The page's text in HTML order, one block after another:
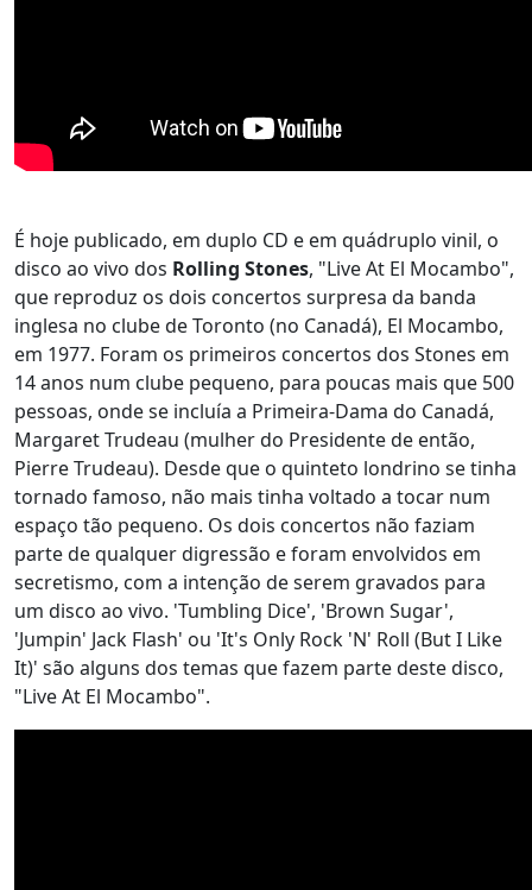
É hoje publicado, em duplo CD e em quádruplo vinil, o
disco ao vivo dos Rolling Stones, "Live At El Mocambo",
que reproduz os dois concertos surpresa da banda
inglesa no clube de Toronto (no Canadá), El Mocambo,
em 1977. Foram os primeiros concertos dos Stones em
14 anos num clube pequeno, para poucas mais que 500
pessoas, onde se incluía a Primeira-Dama do Canadá,
Margaret Trudeau (mulher do Presidente de então,
Pierre Trudeau). Desde que o quinteto londrino se tinha
tornado famoso, não mais tinha voltado a tocar num
espaço tão pequeno. Os dois concertos não faziam
parte de qualquer digressão e foram envolvidos em
secretismo, com a intenção de serem gravados para
um disco ao vivo. 'Tumbling Dice', 'Brown Sugar',
'Jumpin' Jack Flash' ou 'It's Only Rock 'N' Roll (But I Like
It)' são alguns dos temas que fazem parte deste disco,
"Live At El Mocambo".